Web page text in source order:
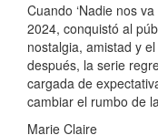
Cuando ‘Nadie nos
2024, conquistó al
nostalgia, amistad y
después, la serie
cargada de
cambiar el rumbo de
Marie Claire